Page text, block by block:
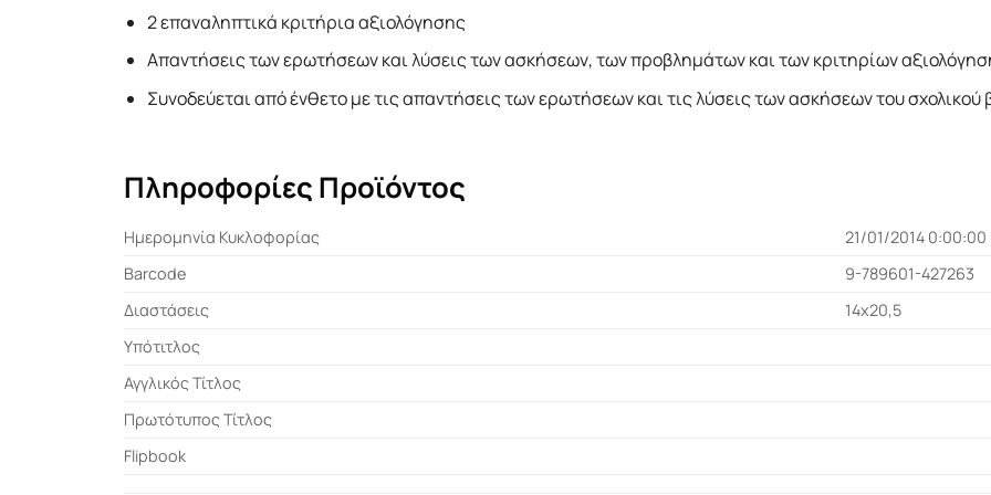
2 επαναληπτικά κριτήρια αξιολόγησης
Απαντήσεις των ερωτήσεων και λύσεις των ασκήσεων, των προβληµάτων και των κριτηρίων
Συνοδεύεται από ένθετο µε τις απαντήσεις των ερωτήσεων και τις λύσεις των ασκήσεων του σχολικού
Πληροφορίες Προϊόντος
Ημερομηνία Κυκλοφορίας
21/01/2014 0:00:00
Barcode
9-789601-427263
Διαστάσεις
14x20,5
Υπότιτλος
Αγγλικός Τίτλος
Πρωτότυπος Τίτλος
Flipbook